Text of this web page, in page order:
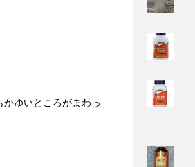
ゆいところがまわっ